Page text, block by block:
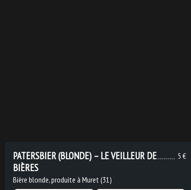
5 €
PATERSBIER (BLONDE) – LE VEILLEUR DE
BIÈRES
Bière blonde, produite à Muret (31)